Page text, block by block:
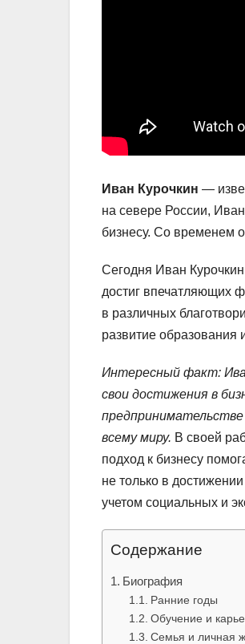
Иван Курочкин —
на севере России,
бизнесу. Со временем
Сегодня Иван
достиг впечатляющих
в различных
развитие
Интересный факт:
свои достижения в
всему миру. В своей
подход к бизнесу
не только в
учетом социальных и
Содержание
Биография
Ранние годы
Обучение и
Семья и личная